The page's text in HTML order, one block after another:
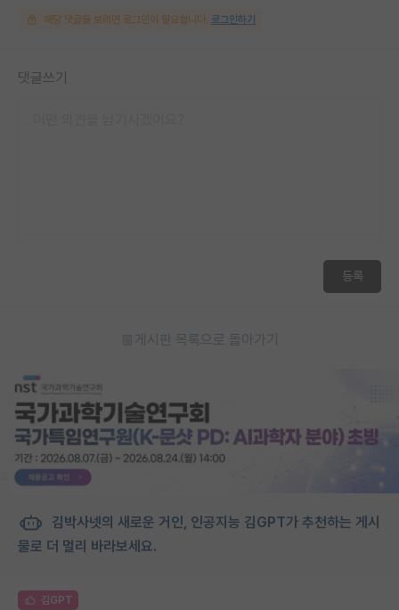
해당 댓글을 보려면 로그인이 필요합니다. 로그인하기
댓글쓰기
등록
게시판 목록으로 돌아가기
김박사넷의 새로운 거인, 인공지능 김GPT가 추천하는 게시
물로 더 멀리 바라보세요.
김GPT